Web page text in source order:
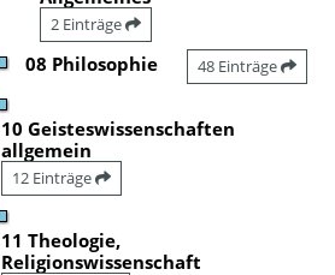
2 Einträge
08 Philosophie 48 Einträge
10 Geisteswissenschaften
allgemein
12 Einträge
11 Theologie,
Religionswissenschaft